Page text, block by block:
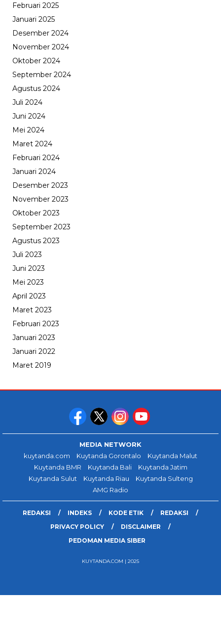
Februari 2025
Januari 2025
Desember 2024
November 2024
Oktober 2024
September 2024
Agustus 2024
Juli 2024
Juni 2024
Mei 2024
Maret 2024
Februari 2024
Januari 2024
Desember 2023
November 2023
Oktober 2023
September 2023
Agustus 2023
Juli 2023
Juni 2023
Mei 2023
April 2023
Maret 2023
Februari 2023
Januari 2023
Januari 2022
Maret 2019
MEDIA NETWORK
kuytanda.com
Kuytanda Gorontalo
Kuytanda Malut
Kuytanda BMR
Kuytanda Bali
Kuytanda Jatim
Kuytanda Sulut
Kuytanda Riau
Kuytanda Sulteng
AMG Radio
REDAKSI INDEKS KODE ETIK
REDAKSI
PRIVACY POLICY
DISCLAIMER
PEDOMAN MEDIA SIBER
KUYTANDA.COM | 2025